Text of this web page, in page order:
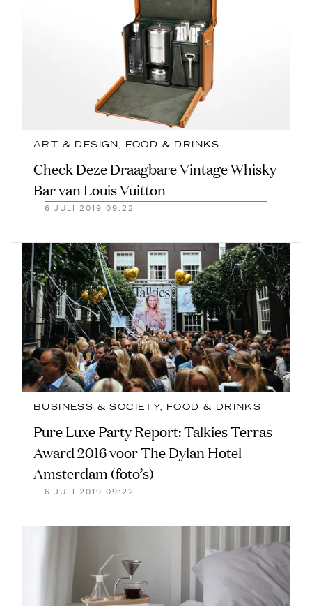
ART & DESIGN FOOD & DRINKS
Check Deze Draagbare Vintage Whisky
Bar van Louis Vuitton
6 JULI 2019 09:22
BUSINESS & SOCIETY, FOOD & DRINKS
Pure Luxe Party Report: Talkies Terras
Award 2016 voor The Dylan Hotel
Amsterdam (foto’s)
6 JULI 2019 09:22